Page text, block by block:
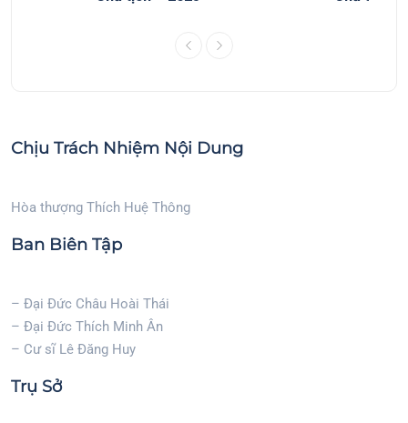
Chịu Trách Nhiệm Nội Dung
Hòa thượng Thích Huệ Thông
Ban Biên Tập
– Đại Đức Châu Hoài Thái
– Đại Đức Thích Minh Ân
– Cư sĩ Lê Đăng Huy
Trụ Sở